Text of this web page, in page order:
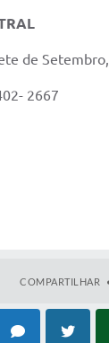
de
2667
COMPARTILHAR